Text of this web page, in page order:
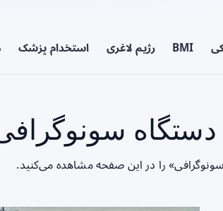
BMI رژیم لاغری استخدام پزشک
را در این صفحه مشاهده می‌کنید.